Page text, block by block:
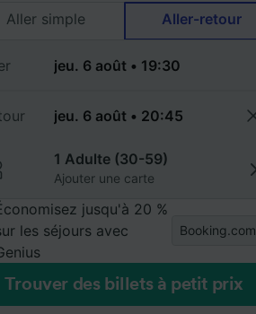
Aller simple
Aller-retour
1 Adulte (30-59)
Ajouter une carte
jusqu'à 20 %
les séjours avec
Booking.com
Trouver des billets à petit prix